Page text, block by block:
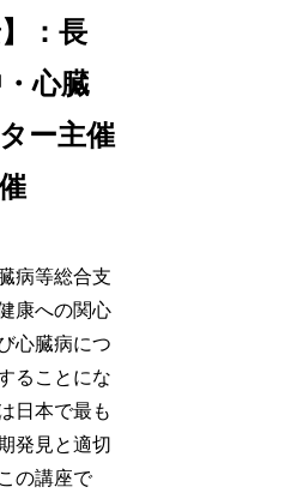
：長
心臓
ー主催
病等総合支
康への関心
心臓病につ
ることにな
日本で最も
発見と適切
の講座で